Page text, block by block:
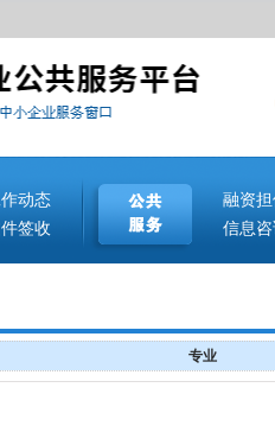
动态 融资担
签收 信息咨
专业